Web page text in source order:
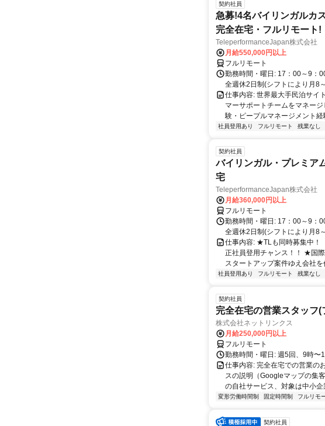
契約社員
急募!4名バイリンガルカ
完全在宅・フルリモート!
TeleperformanceJapan株式会社
月給550,000円以上
フルリモート
勤務時間・曜日: 17：00～9：
全週休2日制(シフトにより月8
仕事内容: 世界最大手民泊サイ
マーサポートチームをマネー
験・ピープルマネージメント経
社員登用あり フルリモート 残業なし
契約社員
バイリンガル・プレミア
宅
TeleperformanceJapan株式会社
月給360,000円以上
フルリモート
勤務時間・曜日: 17：00～9：
全週休2日制(シフトにより月8
仕事内容: ★TLも同時募集中！
正社員登用チャンス！！ ★国
スタートアップ案件ゆえ会社
社員登用あり フルリモート 残業なし
契約社員
完全在宅の営業スタッフ(
株式会社ネットリンクス
月給250,000円以上
フルリモート
勤務時間・曜日: 週5回、9時〜
仕事内容: 完全在宅での営業の
スの説明（Googleマップの集
の自社サービス、対象は中小
変形労働時間制 固定時間制 フルリモ
契約社員